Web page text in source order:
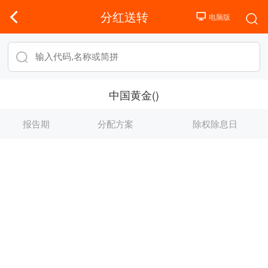
分红送转
中国黄金()
报告期 分配方案 除权除息日